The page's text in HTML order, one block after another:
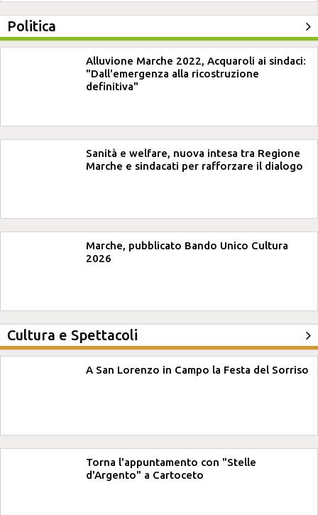
Politica
Alluvione Marche 2022, Acquaroli ai sindaci:
"Dall'emergenza alla ricostruzione
definitiva"
Sanità e welfare, nuova intesa tra Regione
Marche e sindacati per rafforzare il dialogo
Marche, pubblicato Bando Unico Cultura
2026
Cultura e Spettacoli
A San Lorenzo in Campo la Festa del Sorriso
Torna l'appuntamento con "Stelle
d'Argento" a Cartoceto